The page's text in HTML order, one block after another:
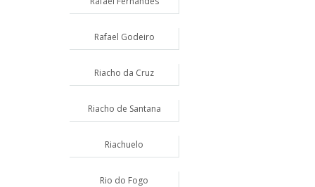
Rafael Godeiro
Riacho da Cruz
Riacho de Santana
Riachuelo
Rio do Fogo